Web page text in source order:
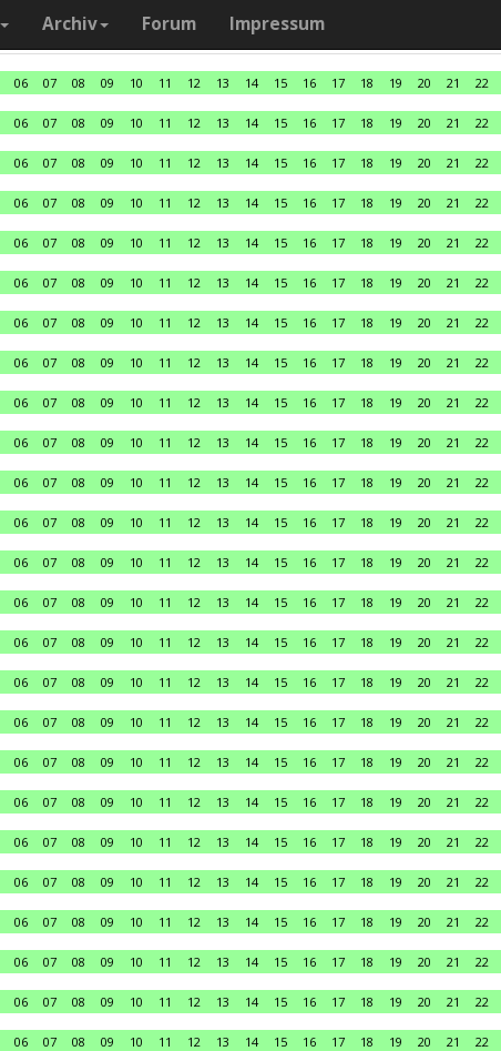
Archiv Forum Impressum
06 07 08 09 10 11 12 13 14 15 16 17 18 19 20 21 22
06 07 08 09 10 11 12 13 14 15 16 17 18 19 20 21 22
06 07 08 09 10 11 12 13 14 15 16 17 18 19 20 21 22
06 07 08 09 10 11 12 13 14 15 16 17 18 19 20 21 22
06 07 08 09 10 11 12 13 14 15 16 17 18 19 20 21 22
06 07 08 09 10 11 12 13 14 15 16 17 18 19 20 21 22
06 07 08 09 10 11 12 13 14 15 16 17 18 19 20 21 22
06 07 08 09 10 11 12 13 14 15 16 17 18 19 20 21 22
06 07 08 09 10 11 12 13 14 15 16 17 18 19 20 21 22
06 07 08 09 10 11 12 13 14 15 16 17 18 19 20 21 22
06 07 08 09 10 11 12 13 14 15 16 17 18 19 20 21 22
06 07 08 09 10 11 12 13 14 15 16 17 18 19 20 21 22
06 07 08 09 10 11 12 13 14 15 16 17 18 19 20 21 22
06 07 08 09 10 11 12 13 14 15 16 17 18 19 20 21 22
06 07 08 09 10 11 12 13 14 15 16 17 18 19 20 21 22
06 07 08 09 10 11 12 13 14 15 16 17 18 19 20 21 22
06 07 08 09 10 11 12 13 14 15 16 17 18 19 20 21 22
06 07 08 09 10 11 12 13 14 15 16 17 18 19 20 21 22
06 07 08 09 10 11 12 13 14 15 16 17 18 19 20 21 22
06 07 08 09 10 11 12 13 14 15 16 17 18 19 20 21 22
06 07 08 09 10 11 12 13 14 15 16 17 18 19 20 21 22
06 07 08 09 10 11 12 13 14 15 16 17 18 19 20 21 22
06 07 08 09 10 11 12 13 14 15 16 17 18 19 20 21 22
06 07 08 09 10 11 12 13 14 15 16 17 18 19 20 21 22
06 07 08 09 10 11 12 13 14 15 16 17 18 19 20 21 22